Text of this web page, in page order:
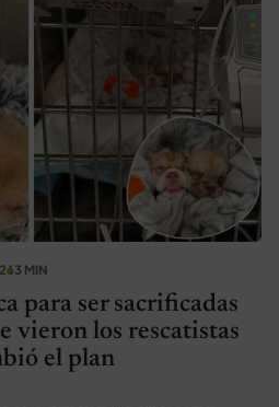
3 MIN
para ser sacrificadas
vieron los rescatistas
el plan